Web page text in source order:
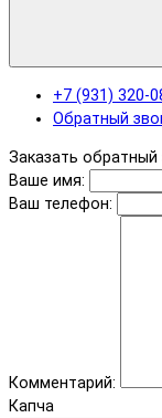
+7 (931) 320-
Обратный
Заказать обратный
Ваше имя:
Ваш телефон:
Комментарий:
Капча